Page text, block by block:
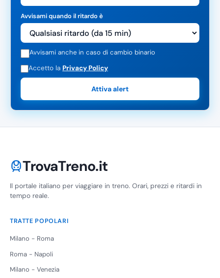
Avvisami quando il ritardo è
Avvisami anche in caso di cambio binario
Accetto la Privacy Policy
Attiva alert
TrovaTreno.it
Il portale italiano per viaggiare in treno. Orari, prezzi e ritardi in
tempo reale.
TRATTE POPOLARI
Milano - Roma
Roma - Napoli
Milano - Venezia